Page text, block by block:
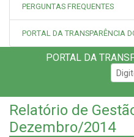
PERGUNTAS FREQUENTES
PORTAL DA TRANSPARÊNCIA
PORTAL DA
Relatório de
Dezembro/2014